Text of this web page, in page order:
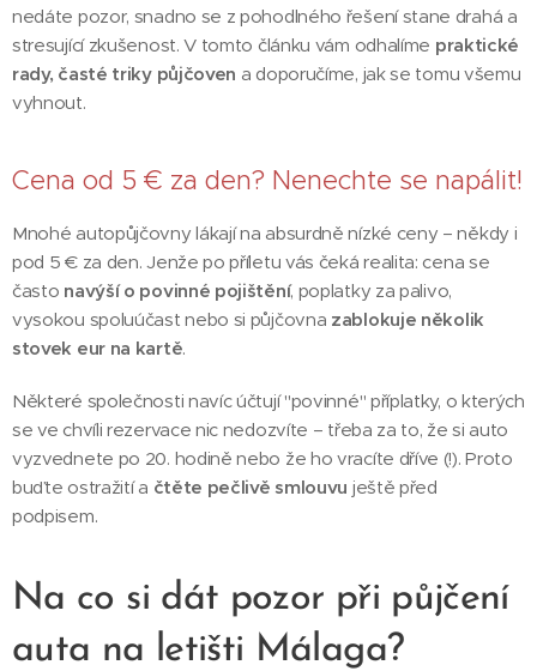
nedáte pozor, snadno se z pohodlného řešení stane drahá a
stresující zkušenost. V tomto článku vám odhalíme praktické
rady, časté triky půjčoven a doporučíme, jak se tomu všemu
vyhnout.
Cena od 5 € za den? Nenechte se napálit!
Mnohé autopůjčovny lákají na absurdně nízké ceny – někdy i
pod 5 € za den. Jenže po příletu vás čeká realita: cena se
často navýší o povinné pojištění, poplatky za palivo,
vysokou spoluúčast nebo si půjčovna zablokuje několik
stovek eur na kartě.
Některé společnosti navíc účtují "povinné" příplatky, o kterých
se ve chvíli rezervace nic nedozvíte – třeba za to, že si auto
vyzvednete po 20. hodině nebo že ho vracíte dříve (!). Proto
buďte ostražití a čtěte pečlivě smlouvu ještě před
podpisem.
Na co si dát pozor při půjčení
auta na letišti Málaga?